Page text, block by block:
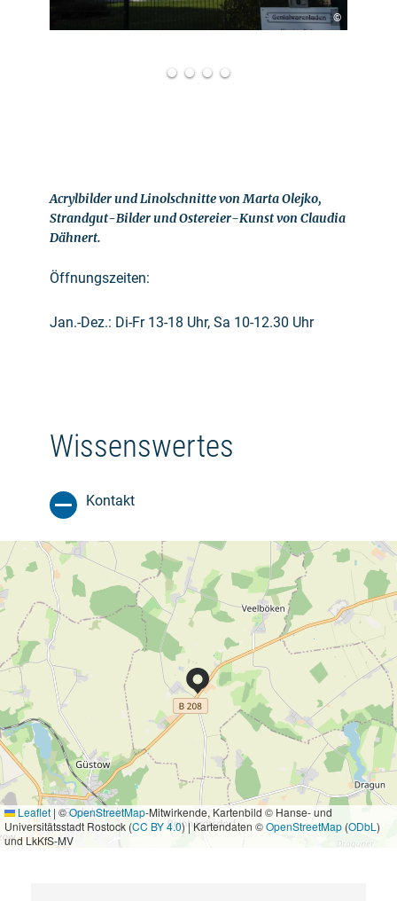
©
Acrylbilder und Linolschnitte von Marta Olejko,
Strandgut-Bilder und Ostereier-Kunst von Claudia
Dähnert.
Öffnungszeiten:
Jan.-Dez.: Di-Fr 13-18 Uhr, Sa 10-12.30 Uhr
Wissenswertes
Kontakt
Leaflet | ©OpenStreetMap-Mitwirkende, Kartenbild © Hanse- und
Universitätsstadt Rostock (CC BY 4.0) | Kartendaten ©OpenStreetMap (ODbL )
und LkKfS-MV